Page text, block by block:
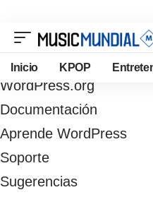
Acceder
WordPress.org
Documentación
Aprende WordPress
Soporte
Sugerencias
Inicio KPOP